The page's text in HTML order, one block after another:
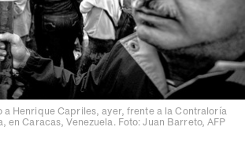
a Henrique Capriles, ayer, frente a la Contraloría
en Caracas, Venezuela. Foto: Juan Barreto, AFP